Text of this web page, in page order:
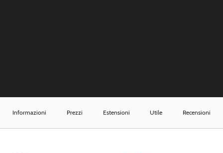
Informazioni Prezzi Estensioni Utile Recensioni